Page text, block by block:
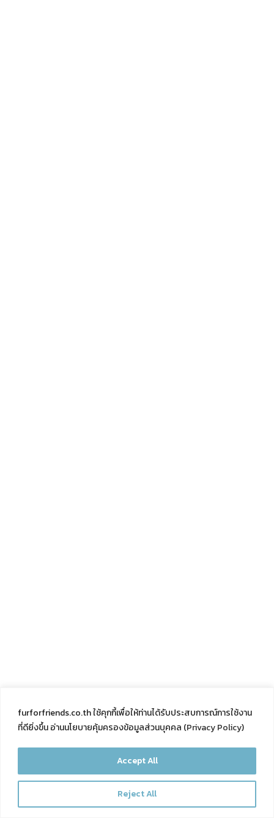
furforfriends.co.th ใช้คุกกี้เพื่อให้ท่านได้รับประสบการณ์การใช้งาน
ที่ดียิ่งขึ้น อ่านนโยบายคุ้มครองข้อมูลส่วนบุคคล (Privacy Policy)
Reject All
Accept All